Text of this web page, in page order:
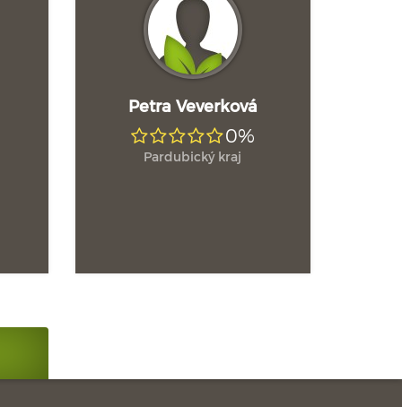
Petra Veverková
0%
Pardubický kraj